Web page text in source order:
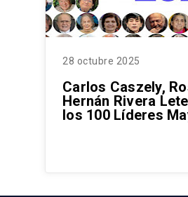
28 octubre 2025
Carlos Caszely,
Hernán Rivera
los 100 Líderes